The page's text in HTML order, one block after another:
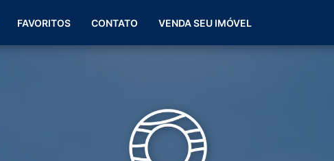
(51) 99266-0060
FAVORITOS CONTATO VENDA SEU IMÓVEL